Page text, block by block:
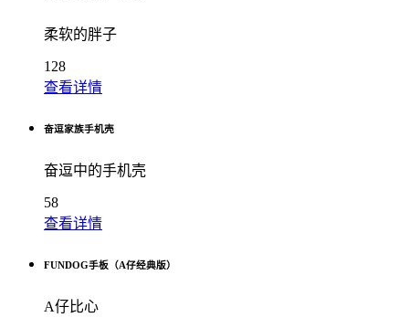
柔软的胖子
128
查看详情
奋逗家族手机壳
奋逗中的手机壳
58
查看详情
FUNDOG手板（A仔经典版）
A仔比心